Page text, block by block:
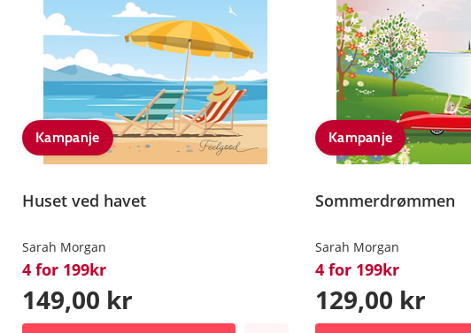
Kampanje
Huset ved havet
Sarah Morgan
4 for 199kr
149,00 kr
Kampanje
Sommerdrømmen
Sarah Morgan
4 for 199kr
129,00 kr